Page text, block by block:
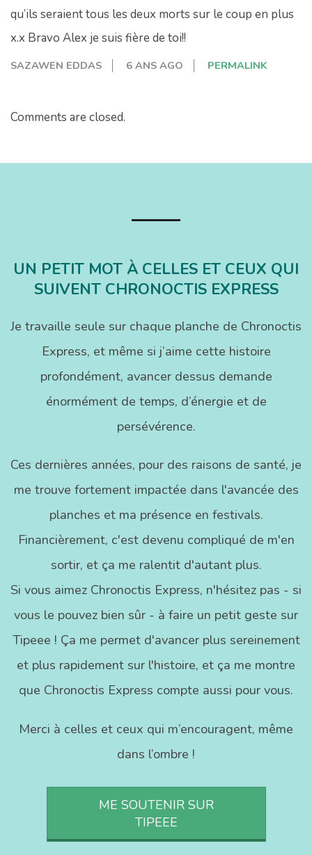
qu’ils seraient tous les deux morts sur le coup en plus
x.x Bravo Alex je suis fière de toi!!
SAZAWEN EDDAS 6 ANS AGO PERMALINK
Comments are closed.
UN PETIT MOT À CELLES ET CEUX QUI
SUIVENT CHRONOCTIS EXPRESS
Je travaille seule sur chaque planche de Chronoctis
Express, et même si j’aime cette histoire
profondément, avancer dessus demande
énormément de temps, d’énergie et de
persévérence.
Ces dernières années, pour des raisons de santé, je
me trouve fortement impactée dans l'avancée des
planches et ma présence en festivals.
Financièrement, c'est devenu compliqué de m'en
sortir, et ça me ralentit d'autant plus.
Si vous aimez Chronoctis Express, n'hésitez pas - si
vous le pouvez bien sûr - à faire un petit geste sur
Tipeee ! Ça me permet d'avancer plus sereinement
et plus rapidement sur l'histoire, et ça me montre
que Chronoctis Express compte aussi pour vous.
Merci à celles et ceux qui m’encouragent, même
dans l’ombre !
ME SOUTENIR SUR
TIPEEE